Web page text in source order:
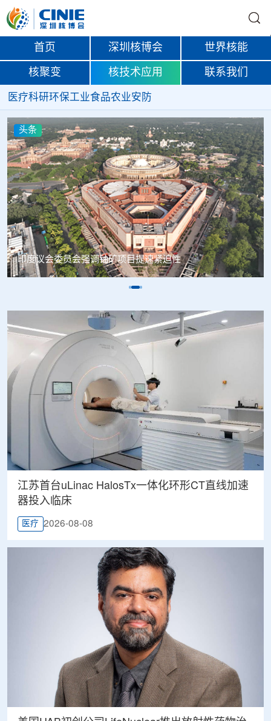
首页 深圳核博会 世界核能
核聚变 核技术应用 联系我们
医疗科研环保工业食品农业安防
头条
中核辐智正式设立 中国同辐持股90%打通核医疗全产业链
江苏首台uLinac HalosTx一体化环形CT直线加速
器投入临床
医疗 2026-08-08